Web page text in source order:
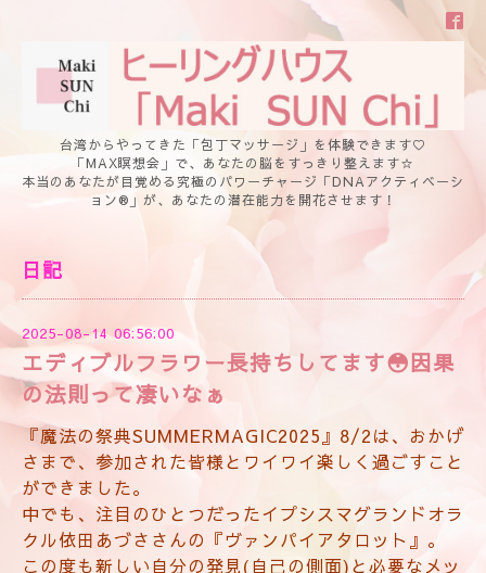
台湾からやってきた「包丁マッサージ」を体験できます♡
「MAX瞑想会」で、あなたの脳をすっきり整えます☆
本当のあなたが目覚める究極のパワーチャージ「DNAアクティベーシ
ョン®」が、あなたの潜在能力を開花させます！
日記
2025-08-14 06:56:00
エディブルフラワー長持ちしてます😳因果
の法則って凄いなぁ
『魔法の祭典SUMMERMAGIC2025』8/2は、おかげ
さまで、参加された皆様とワイワイ楽しく過ごすこと
ができました。
中でも、注目のひとつだったイプシスマグランドオラ
クル依田あづささんの『ヴァンパイアタロット』。
この度も新しい自分の発見(自己の側面)と必要なメッ